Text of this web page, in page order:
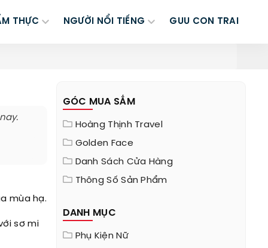
THỰC NGƯỜI NỔI TIẾNG GUU CON TRAI
mùa hạ.
sơ mi
GÓC MUA SẮM
Hoàng Thịnh Travel
Golden Face
Danh Sách Cửa Hàng
Thông Số Sản Phẩm
DANH MỤC
Phụ Kiện Nữ